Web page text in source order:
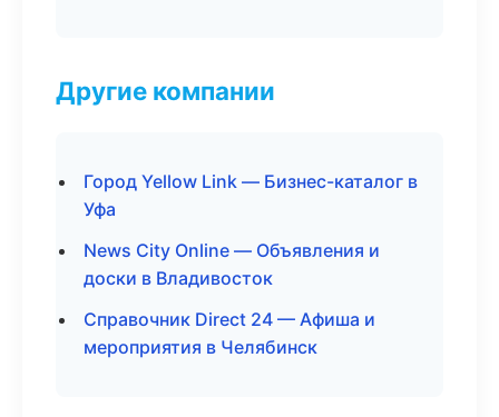
Другие компании
Город Yellow Link — Бизнес-каталог в
Уфа
News City Online — Объявления и
доски в Владивосток
Справочник Direct 24 — Афиша и
мероприятия в Челябинск